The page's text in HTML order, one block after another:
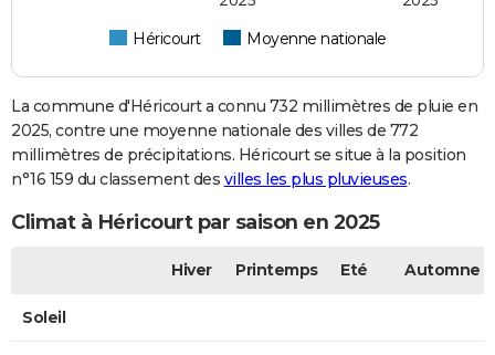
Héricourt Moyenne nationale
La commune d'Héricourt a connu 732 millimètres de pluie en
2025, contre une moyenne nationale des villes de 772
millimètres de précipitations. Héricourt se situe à la position
n°16 159 du classement des villes les plus pluvieuses.
Climat à Héricourt par saison en 2025
Hiver Printemps Eté Automne
Soleil